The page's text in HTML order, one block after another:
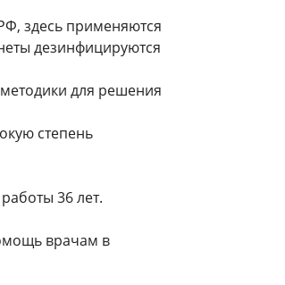
здесь применяются
дезинфицируются
для решения
степень
36 лет.
врачам в